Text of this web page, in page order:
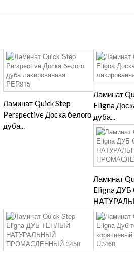
Ламинат Quick Step
Perspective Доска белого
дуба...
Ламинат
Eligna
дуба...
Ламинат
Eligna